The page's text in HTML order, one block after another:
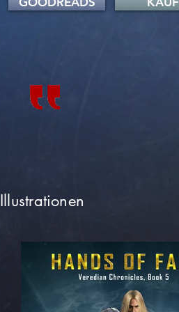
Illustrationen